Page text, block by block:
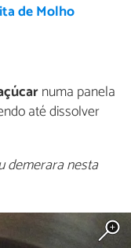
de Molho
numa panela
até dissolver
demerara nesta